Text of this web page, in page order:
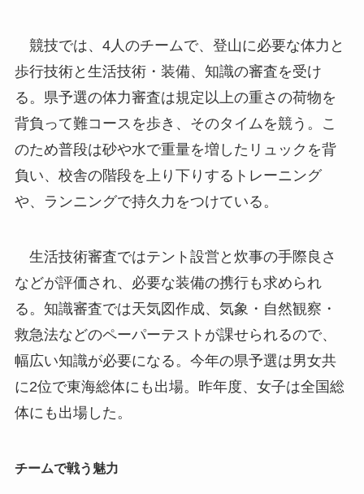
競技では、4人のチームで、登山に必要な体力と
歩行技術と生活技術・装備、知識の審査を受け
る。県予選の体力審査は規定以上の重さの荷物を
背負って難コースを歩き、そのタイムを競う。こ
のため普段は砂や水で重量を増したリュックを背
負い、校舎の階段を上り下りするトレーニング
や、ランニングで持久力をつけている。
生活技術審査ではテント設営と炊事の手際良さ
などが評価され、必要な装備の携行も求められ
る。知識審査では天気図作成、気象・自然観察・
救急法などのペーパーテストが課せられるので、
幅広い知識が必要になる。今年の県予選は男女共
に2位で東海総体にも出場。昨年度、女子は全国総
体にも出場した。
チームで戦う魅力